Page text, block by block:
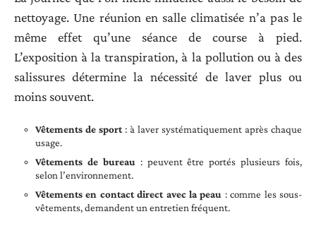
nettoyage. Une réunion en salle climatisée n’a pas le
même effet qu’une séance de course à pied.
L’exposition à la transpiration, à la pollution ou à des
salissures détermine la nécessité de laver plus ou
moins souvent.
Vêtements de sport: à laver systématiquement après chaque
usage.
Vêtements de bureau : peuvent être portés plusieurs fois,
selon l’environnement.
Vêtements en contact direct avec la peau : comme les sous-
vêtements, demandent un entretien fréquent.